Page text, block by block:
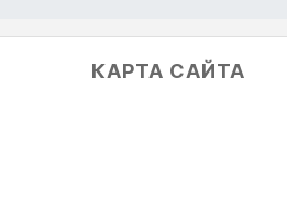
КАРТА САЙТА